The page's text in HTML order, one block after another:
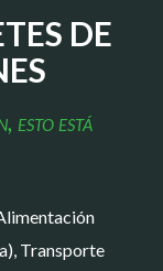
DE
esto está
Transporte